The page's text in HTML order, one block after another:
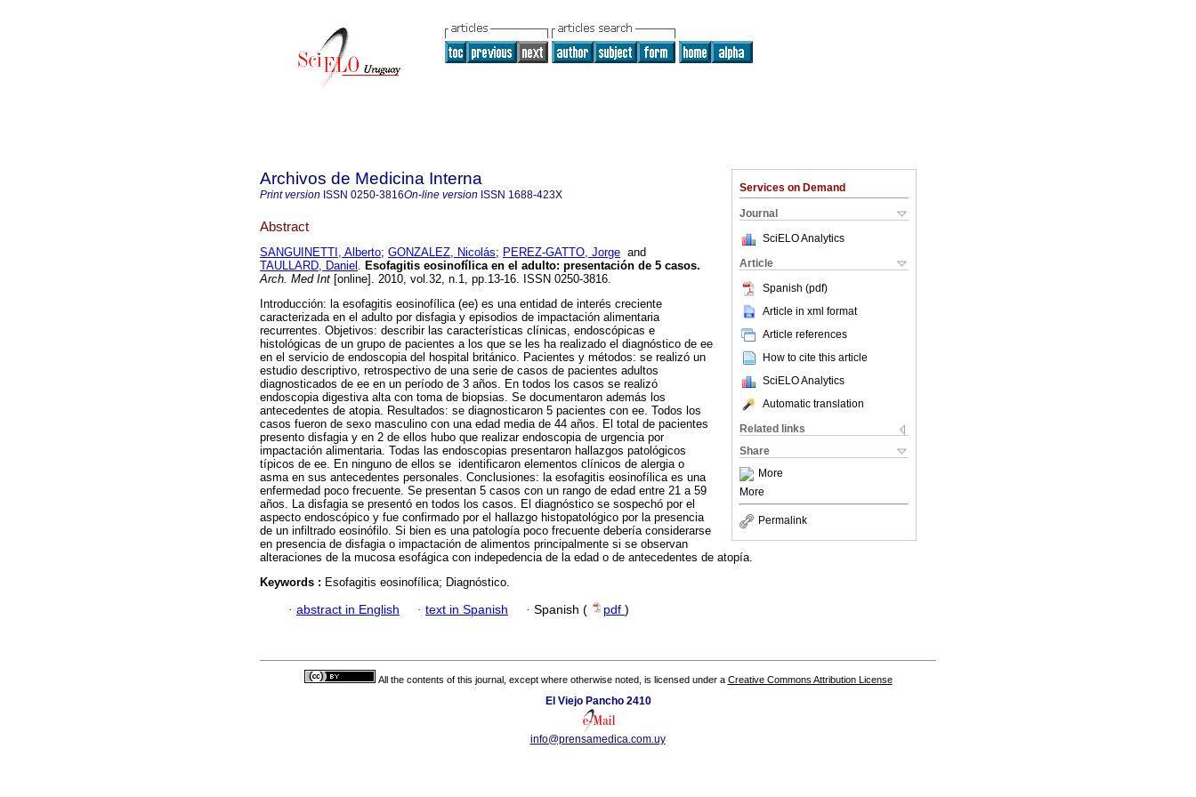
Services on Demand
Journal
SciELO Analytics
Article
Spanish (pdf)
Article in xml format
Article references
How to cite this article
SciELO Analytics
Automatic translation
Related links
Share
More
More
Permalink
Archivos de Medicina Interna
Print version ISSN 0250-3816On-line version ISSN 1688-423X
Abstract
SANGUINETTI, Alberto; GONZALEZ, Nicolás; PEREZ-GATTO, Jorge and
TAULLARD, Daniel . Esofagitis eosinofílica en el adulto: presentación de 5 casos.
Arch. Med Int [online]. 2010, vol.32, n.1, pp.13-16. ISSN 0250-3816.
Introducción: la esofagitis eosinofílica (ee) es una entidad de interés creciente
caracterizada en el adulto por disfagia y episodios de impactación alimentaria
recurrentes. Objetivos: describir las características clínicas, endoscópicas e
histológicas de un grupo de pacientes a los que se les ha realizado el diagnóstico de ee
en el servicio de endoscopia del hospital británico. Pacientes y métodos: se realizó un
estudio descriptivo, retrospectivo de una serie de casos de pacientes adultos
diagnosticados de ee en un período de 3 años. En todos los casos se realizó
endoscopia digestiva alta con toma de biopsias. Se documentaron además los
antecedentes de atopia. Resultados: se diagnosticaron 5 pacientes con ee. Todos los
casos fueron de sexo masculino con una edad media de 44 años. El total de pacientes
presento disfagia y en 2 de ellos hubo que realizar endoscopia de urgencia por
impactación alimentaria. Todas las endoscopias presentaron hallazgos patológicos
típicos de ee. En ninguno de ellos se identificaron elementos clínicos de alergia o
asma en sus antecedentes personales. Conclusiones: la esofagitis eosinofílica es una
enfermedad poco frecuente. Se presentan 5 casos con un rango de edad entre 21 a 59
años. La disfagia se presentó en todos los casos. El diagnóstico se sospechó por el
aspecto endoscópico y fue confirmado por el hallazgo histopatológico por la presencia
de un infiltrado eosinófilo. Si bien es una patología poco frecuente debería considerarse
en presencia de disfagia o impactación de alimentos principalmente si se observan
alteraciones de la mucosa esofágica con indepedencia de la edad o de antecedentes de atopía.
Keywords : Esofagitis eosinofílica; Diagnóstico.
· abstract in English · text in Spanish · Spanish ( pdf )
All the contents of this journal, except where otherwise noted, is licensed under a Creative Commons Attribution License
El Viejo Pancho 2410
info@prensamedica.com.uy